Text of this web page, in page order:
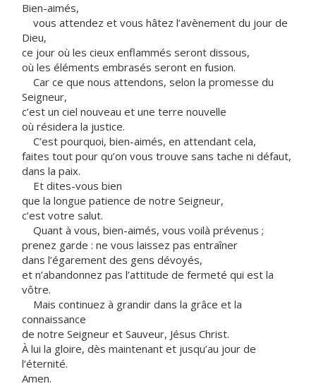
Bien-aimés,
vous attendez et vous hâtez l’avènement du jour de
Dieu,
ce jour où les cieux enflammés seront dissous,
où les éléments embrasés seront en fusion.
Car ce que nous attendons, selon la promesse du
Seigneur,
c’est un ciel nouveau et une terre nouvelle
où résidera la justice.
C’est pourquoi, bien-aimés, en attendant cela,
faites tout pour qu’on vous trouve sans tache ni défaut,
dans la paix.
Et dites-vous bien
que la longue patience de notre Seigneur,
c’est votre salut.
Quant à vous, bien-aimés, vous voilà prévenus ;
prenez garde : ne vous laissez pas entraîner
dans l’égarement des gens dévoyés,
et n’abandonnez pas l’attitude de fermeté qui est la
vôtre.
Mais continuez à grandir dans la grâce et la
connaissance
de notre Seigneur et Sauveur, Jésus Christ.
À lui la gloire, dès maintenant et jusqu’au jour de
l’éternité.
Amen.